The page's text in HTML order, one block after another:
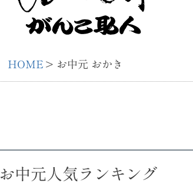
HOME お中元 おかき
お中元人気ランキング